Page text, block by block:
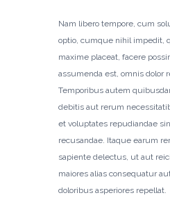
Nam libero tempore, cum
optio, cumque nihil impedit,
maxime placeat, facere
assumenda est, omnis dolor
Temporibus autem
debitis aut rerum
et voluptates repudiandae
recusandae. Itaque earum
sapiente delectus, ut aut
maiores alias consequatur
doloribus asperiores repellat.